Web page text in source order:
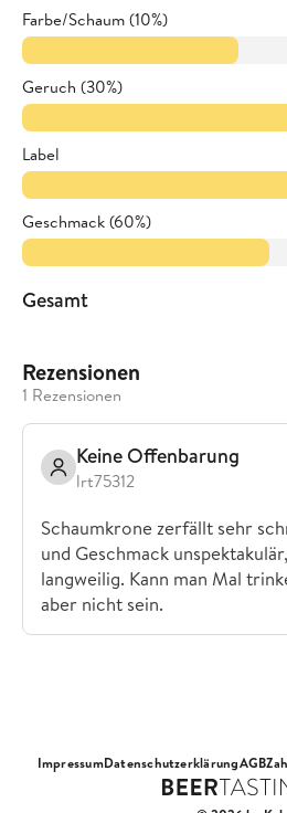
Farbe/Schaum (10%)
Geruch (30%)
Label
Geschmack (60%)
Gesamt
Rezensionen
1 Rezensionen
Keine Offenbarung
lrt75312
Schaumkrone zerfällt sehr
und Geschmack
langweilig. Kann man Mal
aber nicht sein.
ImpressumDatenschutzerklärungAGB